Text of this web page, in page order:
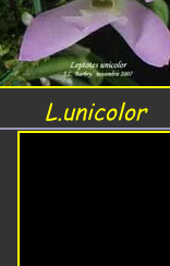
L.unicolor